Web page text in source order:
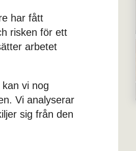
har fått
risken för ett
arbetet
vi nog
Vi analyserar
sig från den